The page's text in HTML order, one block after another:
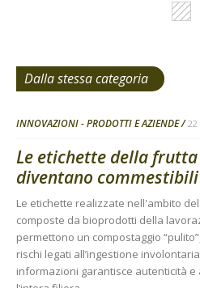
Dalla stessa categoria
INNOVAZIONI - PRODOTTI E AZIENDE 22
Le etichette della frutta
diventano commestibili
Le etichette realizzate nell'ambito
composte da bioprodotti della
permettono un compostaggio
rischi legati all’ingestione
informazioni garantisce autenticità